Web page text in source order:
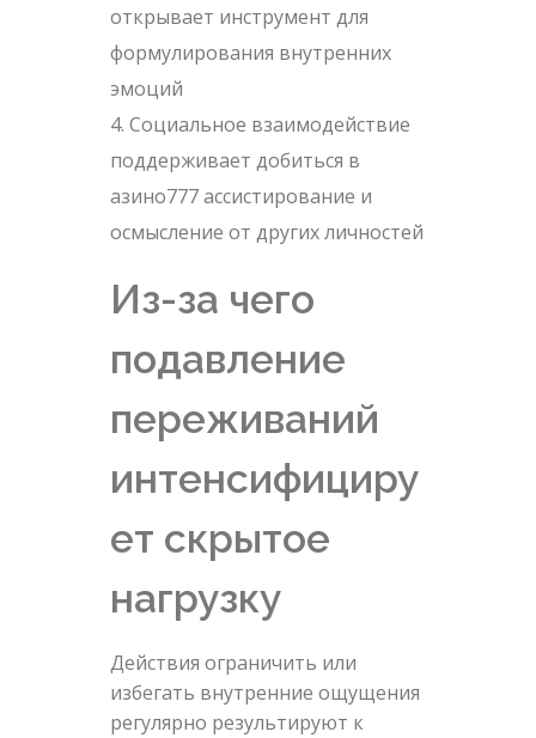
открывает инструмент для
формулирования внутренних
эмоций
Социальное взаимодействие
поддерживает добиться в
азино777 ассистирование и
осмысление от других личностей
Из-за чего
подавление
переживаний
интенсифициру
ет скрытое
нагрузку
Действия ограничить или
избегать внутренние ощущения
регулярно результируют к